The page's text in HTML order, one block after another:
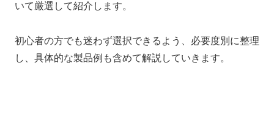
いて厳選して紹介します。
初心者の方でも迷わず選択できるよう、必要度別に整理
し、具体的な製品例も含めて解説していきます。